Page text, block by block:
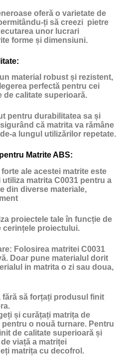
oferă o varietate de
ți să creezi pietre
unor lucrari
forme și dimensiuni.
material robust și rezistent,
perfectă pentru cei
de calitate superioară.
pentru durabilitatea sa și
că matrita va rămâne
a lungul utilizărilor repetate.
Matrite ABS:
ale acestei matrite este
matrita C0031 pentru a
din diverse materiale,
proiectele tale în funcție de
cerințele proiectului.
Folosirea matritei C0031
Doar pune materialul dorit
in matrita o zi sau doua,
fără să forțați produsul finit
și curățați matrița de
o nouă turnare. Pentru
de calitate superioară și
viață a matriței
matrița cu decofrol .